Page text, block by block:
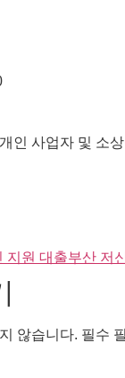
인 사업자 및 소
지원 대출부산 저
않습니다. 필수